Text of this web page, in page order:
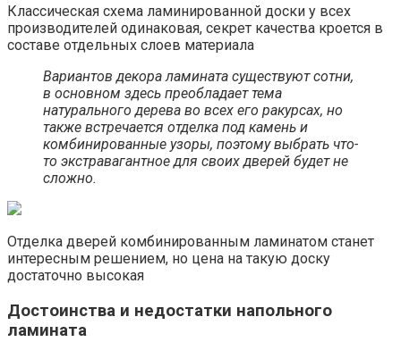
Классическая схема ламинированной доски у всех
производителей одинаковая, секрет качества кроется в
составе отдельных слоев материала
Вариантов декора ламината существуют сотни,
в основном здесь преобладает тема
натурального дерева во всех его ракурсах, но
также встречается отделка под камень и
комбинированные узоры, поэтому выбрать что-
то экстравагантное для своих дверей будет не
сложно.
Отделка дверей комбинированным ламинатом станет
интересным решением, но цена на такую доску
достаточно высокая
Достоинства и недостатки напольного
ламината